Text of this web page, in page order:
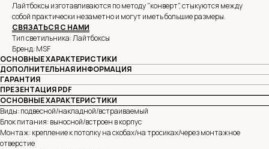
Лайтбоксы изготавливаются по методу "конверт", стыкуются между
собой практически незаметно и могут иметь большие размеры.
СВЯЗАТЬСЯ С НАМИ
Тип светильника: Лайтбоксы
Бренд: MSF
ОСНОВНЫЕ ХАРАКТЕРИСТИКИ
ДОПОЛНИТЕЛЬНАЯ ИНФОРМАЦИЯ
ГАРАНТИЯ
ПРЕЗЕНТАЦИЯ PDF
ОСНОВНЫЕ ХАРАКТЕРИСТИКИ
Виды: подвесной/накладной/встраиваемый
Блок питания: выносной/встроен в корпус
Монтаж: крепление к потолку на скобах/на тросиках/через монтажное
отверстие